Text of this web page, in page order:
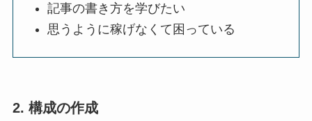
記事の書き方を学びたい
思うように稼げなくて困っている
2. 構成の作成